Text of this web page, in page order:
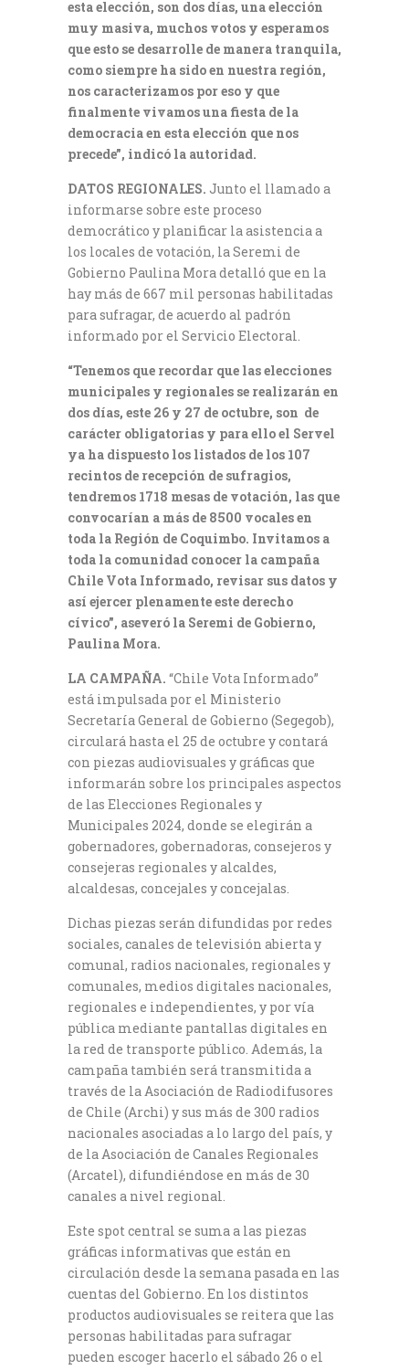
esta elección, son dos días, una elección
muy masiva, muchos votos y esperamos
que esto se desarrolle de manera tranquila,
como siempre ha sido en nuestra región,
nos caracterizamos por eso y que
finalmente vivamos una fiesta de la
democracia en esta elección que nos
precede”, indicó la autoridad.
DATOS REGIONALES. Junto el llamado a
informarse sobre este proceso
democrático y planificar la asistencia a
los locales de votación, la Seremi de
Gobierno Paulina Mora detalló que en la
hay más de 667 mil personas habilitadas
para sufragar, de acuerdo al padrón
informado por el Servicio Electoral.
“Tenemos que recordar que las elecciones
municipales y regionales se realizarán en
dos días, este 26 y 27 de octubre, son de
carácter obligatorias y para ello el Servel
ya ha dispuesto los listados de los 107
recintos de recepción de sufragios,
tendremos 1718 mesas de votación, las que
convocarían a más de 8500 vocales en
toda la Región de Coquimbo. Invitamos a
toda la comunidad conocer la campaña
Chile Vota Informado, revisar sus datos y
así ejercer plenamente este derecho
cívico”, aseveró la Seremi de Gobierno,
Paulina Mora.
LA CAMPAÑA. “Chile Vota Informado”
está impulsada por el Ministerio
Secretaría General de Gobierno (Segegob),
circulará hasta el 25 de octubre y contará
con piezas audiovisuales y gráficas que
informarán sobre los principales aspectos
de las Elecciones Regionales y
Municipales 2024, donde se elegirán a
gobernadores, gobernadoras, consejeros y
consejeras regionales y alcaldes,
alcaldesas, concejales y concejalas.
Dichas piezas serán difundidas por redes
sociales, canales de televisión abierta y
comunal, radios nacionales, regionales y
comunales, medios digitales nacionales,
regionales e independientes, y por vía
pública mediante pantallas digitales en
la red de transporte público. Además, la
campaña también será transmitida a
través de la Asociación de Radiodifusores
de Chile (Archi) y sus más de 300 radios
nacionales asociadas a lo largo del país, y
de la Asociación de Canales Regionales
(Arcatel), difundiéndose en más de 30
canales a nivel regional.
Este spot central se suma a las piezas
gráficas informativas que están en
circulación desde la semana pasada en las
cuentas del Gobierno. En los distintos
productos audiovisuales se reitera que las
personas habilitadas para sufragar
pueden escoger hacerlo el sábado 26 o el